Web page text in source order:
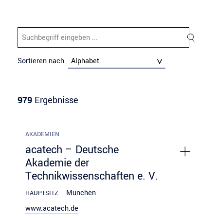
Sortieren nach Alphabet
979 Ergebnisse
AKADEMIEN
acatech – Deutsche
Akademie der
Technikwissenschaften e. V.
HAUPTSITZ
München
www.acatech.de